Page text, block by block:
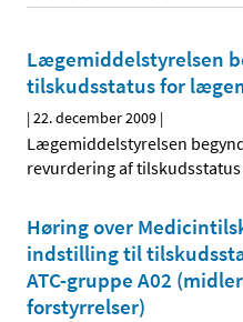
Lægemiddelstyrelsen
tilskudsstatus for
|22. december 2009 |
Lægemiddelstyrelsen
revurdering af
Høring over
indstilling til
ATC-gruppe A02
forstyrrelser)